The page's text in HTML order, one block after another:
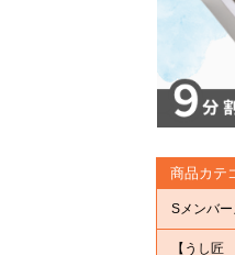
商品カテ
Sメンバ
【うし